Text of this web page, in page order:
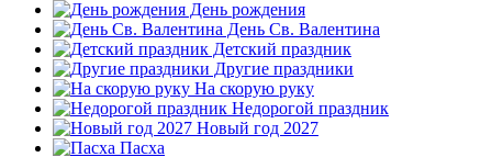
День рождения
День Св. Валентина
Детский праздник
Другие праздники
На скорую руку
Недорогой праздник
Новый год 2027
Пасха